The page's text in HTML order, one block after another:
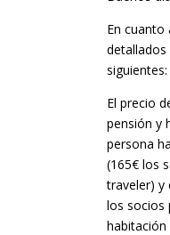
En cuanto
detallados
siguientes:
El precio
pensión y
persona
(165€ los
traveler) y
los socios
habitación